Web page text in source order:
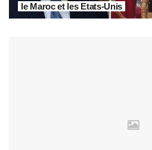
le Maroc et les Etats-Unis